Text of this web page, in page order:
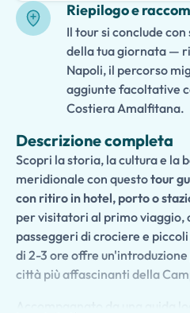
Riepilogo e
Il tour si conclude
della tua giornata —
Napoli, il percorso
aggiunte facoltative
Costiera Amalfitana.
Descrizione completa
Scopri la storia, la cultura e la
meridionale con questotour
con ritiro in hotel, porto o
per visitatori al primo viaggio,
passeggeri di crociere e
di 2-3 ore offre
città più affascinanti della